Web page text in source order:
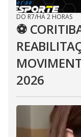
DO R7/HÁ 2 HORAS
⚽
2026